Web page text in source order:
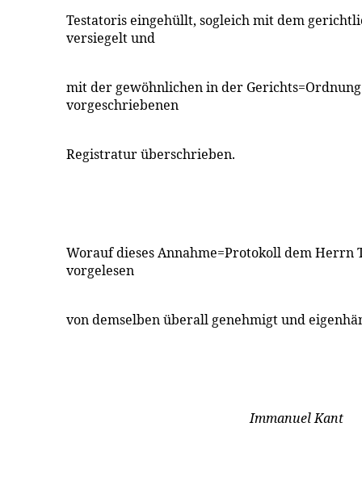
Testatoris eingehüllt, sogleich mit dem
versiegelt und
mit der gewöhnlichen in der Gerichts=Ordnung
vorgeschriebenen
Registratur überschrieben.
Worauf dieses Annahme=Protokoll dem Herrn
vorgelesen
von demselben überall genehmigt und
Immanuel Kant